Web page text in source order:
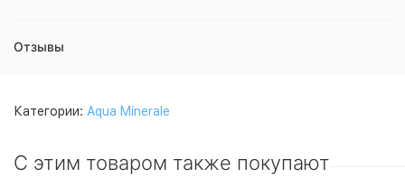
Отзывы
Категории: Aqua Minerale
С этим товаром также покупают